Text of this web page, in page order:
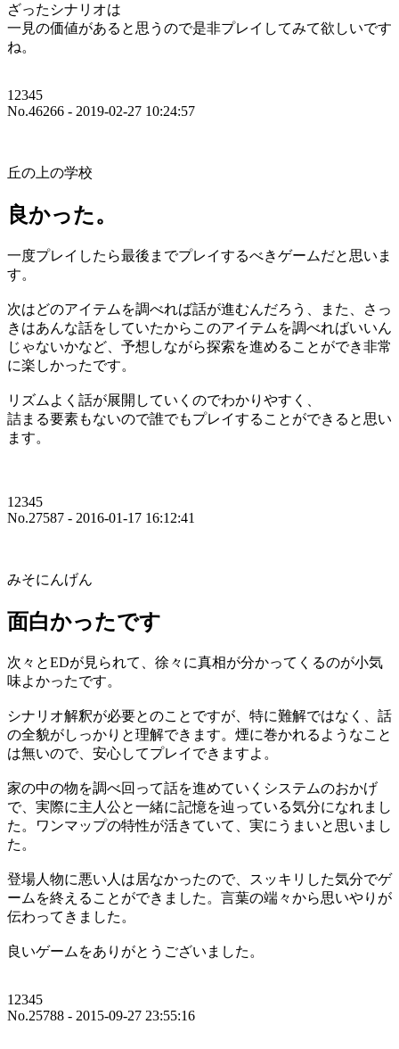
ざったシナリオは
一見の価値があると思うので是非プレイしてみて欲しいです
ね。
12345
No.46266 - 2019-02-27 10:24:57
丘の上の学校
良かった。
一度プレイしたら最後までプレイするべきゲームだと思いま
す。
次はどのアイテムを調べれば話が進むんだろう、また、さっ
きはあんな話をしていたからこのアイテムを調べればいいん
じゃないかなど、予想しながら探索を進めることができ非常
に楽しかったです。
リズムよく話が展開していくのでわかりやすく、
詰まる要素もないので誰でもプレイすることができると思い
ます。
12345
No.27587 - 2016-01-17 16:12:41
みそにんげん
面白かったです
次々とEDが見られて、徐々に真相が分かってくるのが小気
味よかったです。
シナリオ解釈が必要とのことですが、特に難解ではなく、話
の全貌がしっかりと理解できます。煙に巻かれるようなこと
は無いので、安心してプレイできますよ。
家の中の物を調べ回って話を進めていくシステムのおかげ
で、実際に主人公と一緒に記憶を辿っている気分になれまし
た。ワンマップの特性が活きていて、実にうまいと思いまし
た。
登場人物に悪い人は居なかったので、スッキリした気分でゲ
ームを終えることができました。言葉の端々から思いやりが
伝わってきました。
良いゲームをありがとうございました。
12345
No.25788 - 2015-09-27 23:55:16